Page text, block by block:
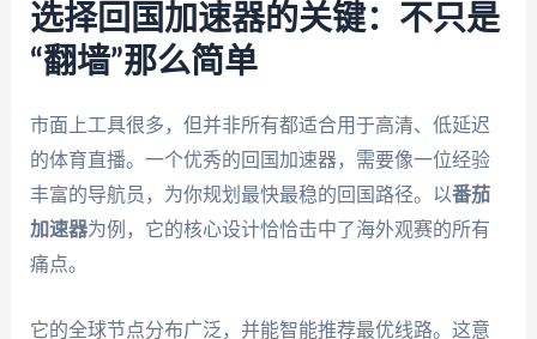
选择回国加速器的关键：不只是
“翻墙”那么简单
市面上工具很多，但并非所有都适合用于高清、低延迟
的体育直播。一个优秀的回国加速器，需要像一位经验
丰富的导航员，为你规划最快最稳的回国路径。以番茄
加速器为例，它的核心设计恰恰击中了海外观赛的所有
痛点。
它的全球节点分布广泛，并能智能推荐最优线路。这意